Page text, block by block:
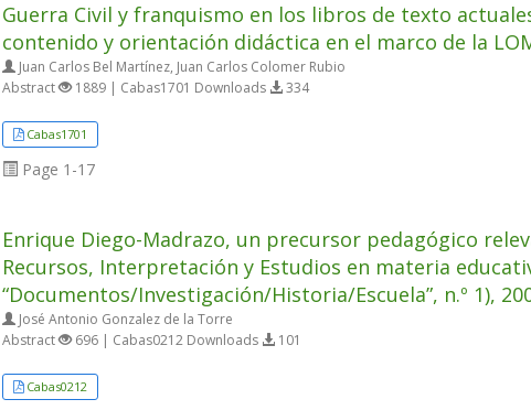
Guerra Civil y franquismo en los libros de texto
contenido y orientación didáctica en el marco de la
Juan Carlos Bel Martínez, Juan Carlos Colomer Rubio
Abstract
1889 | Cabas1701 Downloads 334
Cabas1701
Page 1-17
Enrique Diego-Madrazo, un precursor pedagógico
Recursos, Interpretación y Estudios en materia
“Documentos/Investigación/Historia/Escuela”, n.º 1),
José Antonio Gonzalez de la Torre
Abstract
696 | Cabas0212 Downloads 101
Cabas0212